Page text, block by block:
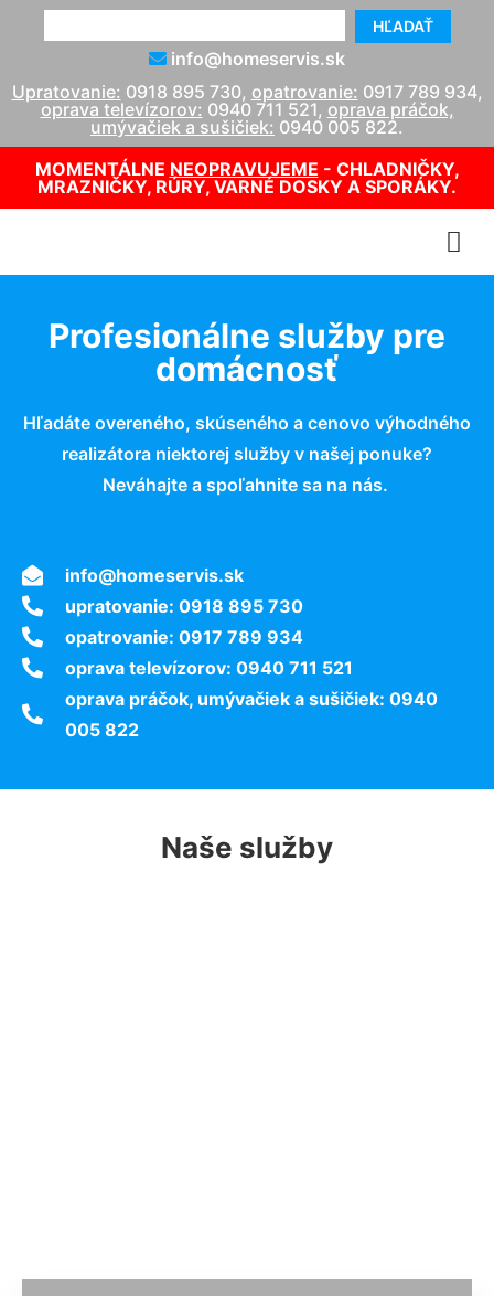
HĽADAŤ
info@homeservis.sk
Upratovanie: 0918 895 730, opatrovanie: 0917 789 934,
oprava televízorov: 0940 711 521, oprava práčok,
umývačiek a sušičiek: 0940 005 822.
MOMENTÁLNE NEOPRAVUJEME - CHLADNIČKY,
MRAZNIČKY, RÚRY, VARNÉ DOSKY A SPORÁKY.
Profesionálne služby pre
domácnosť
Hľadáte overeného, skúseného a cenovo výhodného
realizátora niektorej služby v našej ponuke?
Neváhajte a spoľahnite sa na nás.
info@homeservis.sk
upratovanie: 0918 895 730
opatrovanie: 0917 789 934
oprava televízorov: 0940 711 521
oprava práčok, umývačiek a sušičiek: 0940
005 822
Naše služby